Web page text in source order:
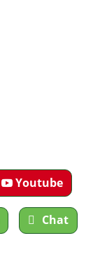
Youtube
Chat